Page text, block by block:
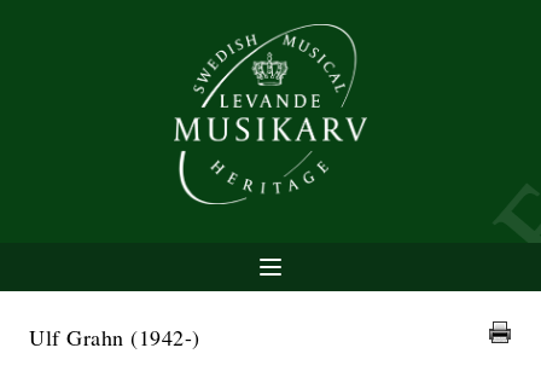
Ulf Grahn (1942-)